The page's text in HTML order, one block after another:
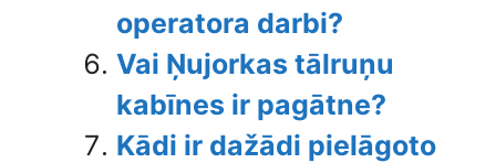
operatora darbi?
Vai Ņujorkas tālruņu
kabīnes ir pagātne?
Kādi ir dažādi pielāgoto